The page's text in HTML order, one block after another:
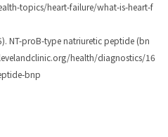
topics/heart-failure/what-is-heart-f
NT-proB-type natriuretic peptide (bn
health/diagnostics/16
bnp